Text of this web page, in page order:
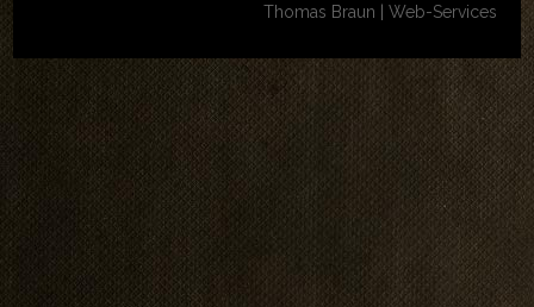
KONTAKT
Kontakt
Anfahrt
Impressum
Thomas Braun | Web-Services